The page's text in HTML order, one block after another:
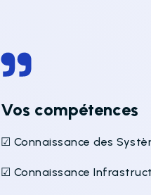
Vos compétences
☑ Connaissance des
☑ Connaissance